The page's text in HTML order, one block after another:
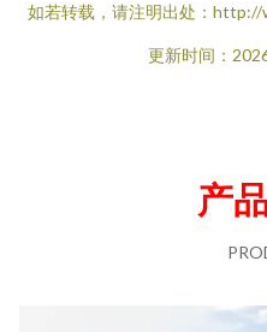
如若转载，请注明出处：
更新时间：
产